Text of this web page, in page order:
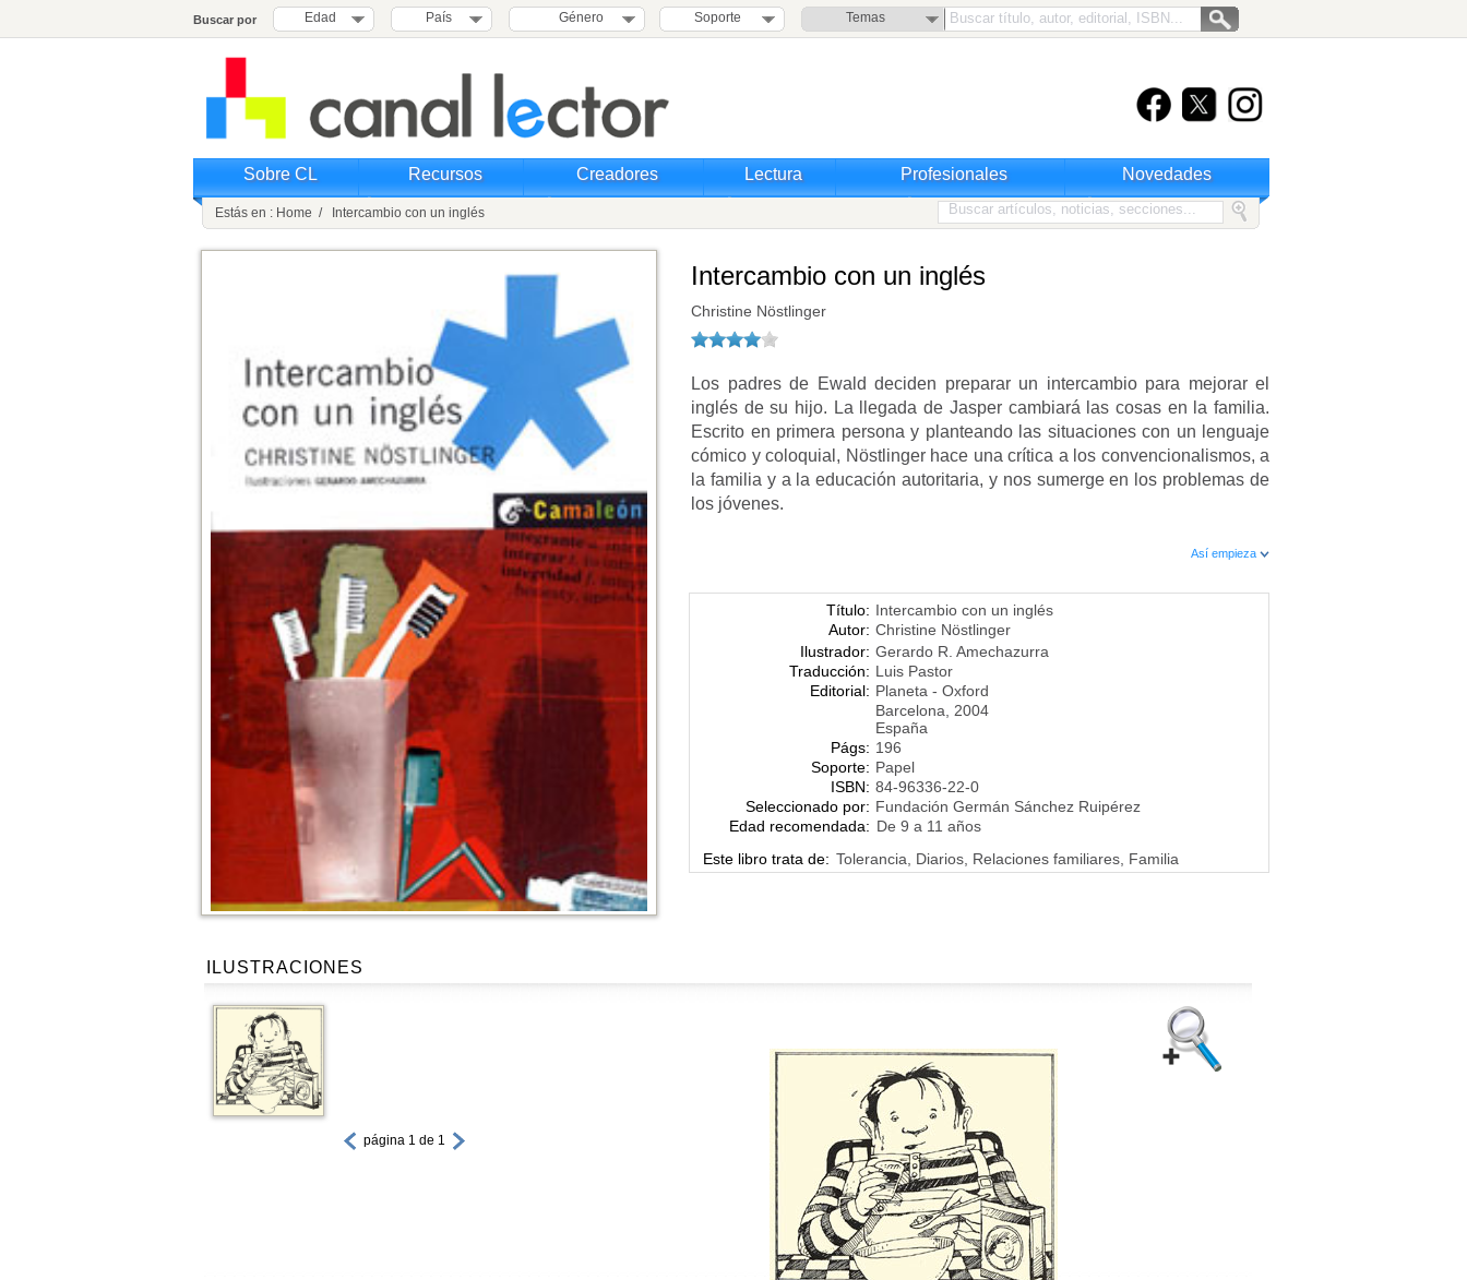
Buscar por Edad País Género Soporte Temas
Sobre CL Recursos Creadores Lectura Profesionales Novedades
Estás en : Home / Intercambio con un inglés
Intercambio con un inglés
Christine Nöstlinger
Los padres de Ewald deciden preparar un intercambio para mejorar el
inglés de su hijo. La llegada de Jasper cambiará las cosas en la familia.
Escrito en primera persona y planteando las situaciones con un lenguaje
cómico y coloquial, Nöstlinger hace una crítica a los convencionalismos, a
la familia y a la educación autoritaria, y nos sumerge en los problemas de
los jóvenes.
Así empieza
Título: Intercambio con un inglés
Autor: Christine Nöstlinger
Ilustrador: Gerardo R. Amechazurra
Traducción: Luis Pastor
Editorial: Planeta - Oxford
Barcelona, 2004
España
Págs: 196
Soporte: Papel
ISBN: 84-96336-22-0
Seleccionado por: Fundación Germán Sánchez Ruipérez
Edad recomendada: De 9 a 11 años
Este libro trata de: Tolerancia, Diarios, Relaciones familiares, Familia
ILUSTRACIONES
página 1 de 1